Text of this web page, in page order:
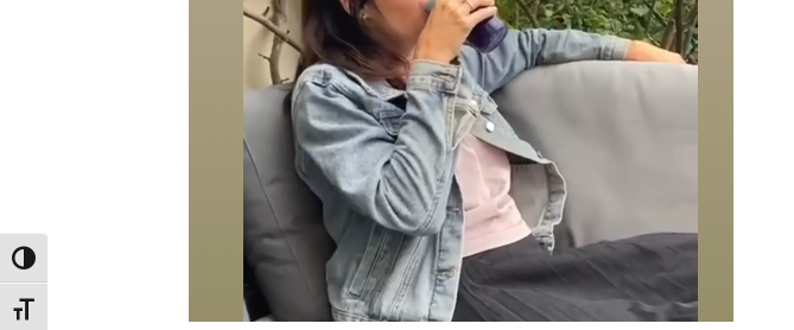
Umschalten auf hohe Kontraste
Schrift vergrößern